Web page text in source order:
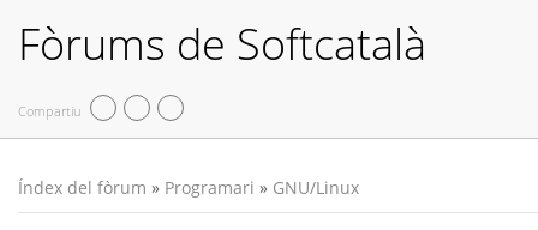
Fòrums de Softcatalà
Compartiu
Índex del fòrum » Programari » GNU/Linux